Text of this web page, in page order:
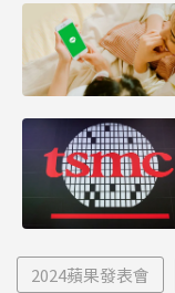
2024蘋果發表會